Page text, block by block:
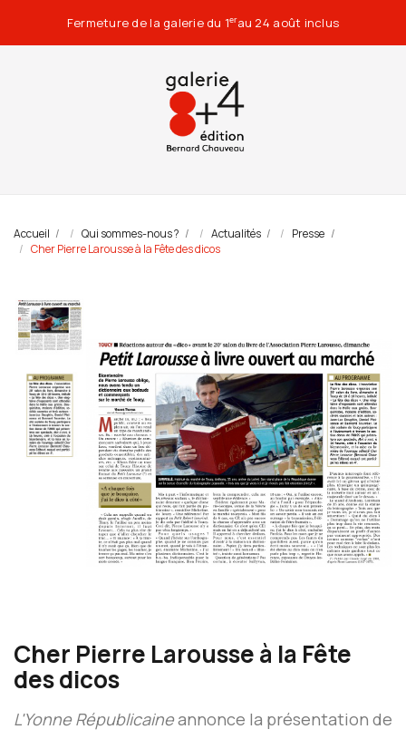
Fermeture de la galerie du 1erau 24 août inclus
Accueil Qui sommes-nous ? Actualités
Presse
Cher Pierre Larousse à la Fête des dicos
Cher Pierre Larousse à la Fête
des dicos
L'Yonne Républicaineannonce la présentation de